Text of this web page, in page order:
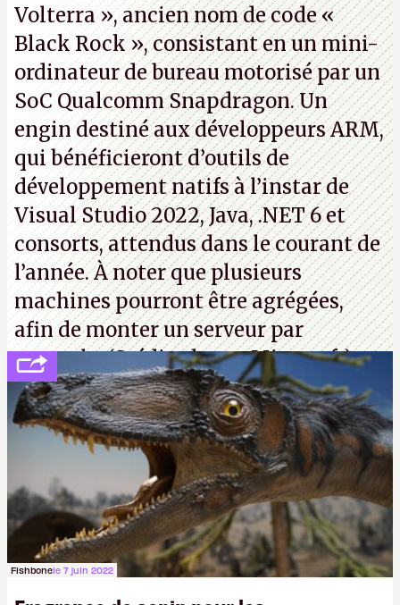
Volterra », ancien nom de code «
Black Rock », consistant en un mini-
ordinateur de bureau motorisé par un
SoC Qualcomm Snapdragon. Un
engin destiné aux développeurs ARM,
qui bénéficieront d’outils de
développement natifs à l’instar de
Visual Studio 2022, Java, .NET 6 et
consorts, attendus dans le courant de
l’année. À noter que plusieurs
machines pourront être agrégées,
afin de monter un serveur par
exemple. (Crédit photo : Microsoft)
Fishbonele 7 juin 2022